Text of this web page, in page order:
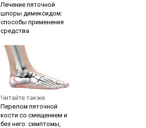
Лечение пяточной
шпоры димексидом:
способы применения
средства
Читайте также:
Перелом пяточной
кости со смещением и
без него: симптомы,